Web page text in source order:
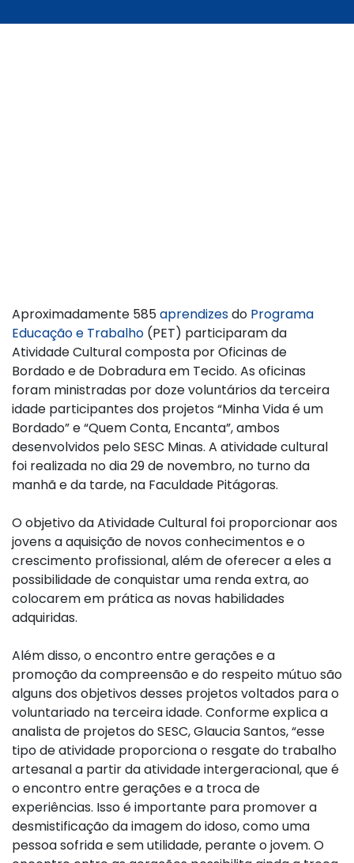
Aproximadamente 585aprendizesdo Programa
Educação e Trabalho (PET) participaram da
Atividade Cultural composta por Oficinas de
Bordado e de Dobradura em Tecido. As oficinas
foram ministradas por doze voluntários da terceira
idade participantes dos projetos “Minha Vida é um
Bordado” e “Quem Conta, Encanta”, ambos
desenvolvidos pelo SESC Minas. A atividade cultural
foi realizada no dia 29 de novembro, no turno da
manhã e da tarde, na Faculdade Pitágoras.
O objetivo da Atividade Cultural foi proporcionar aos
jovens a aquisição de novos conhecimentos e o
crescimento profissional, além de oferecer a eles a
possibilidade de conquistar uma renda extra, ao
colocarem em prática as novas habilidades
adquiridas.
Além disso, o encontro entre gerações e a
promoção da compreensão e do respeito mútuo são
alguns dos objetivos desses projetos voltados para o
voluntariado na terceira idade. Conforme explica a
analista de projetos do SESC, Glaucia Santos, “esse
tipo de atividade proporciona o resgate do trabalho
artesanal a partir da atividade intergeracional, que é
o encontro entre gerações e a troca de
experiências. Isso é importante para promover a
desmistificação da imagem do idoso, como uma
pessoa sofrida e sem utilidade, perante o jovem. O